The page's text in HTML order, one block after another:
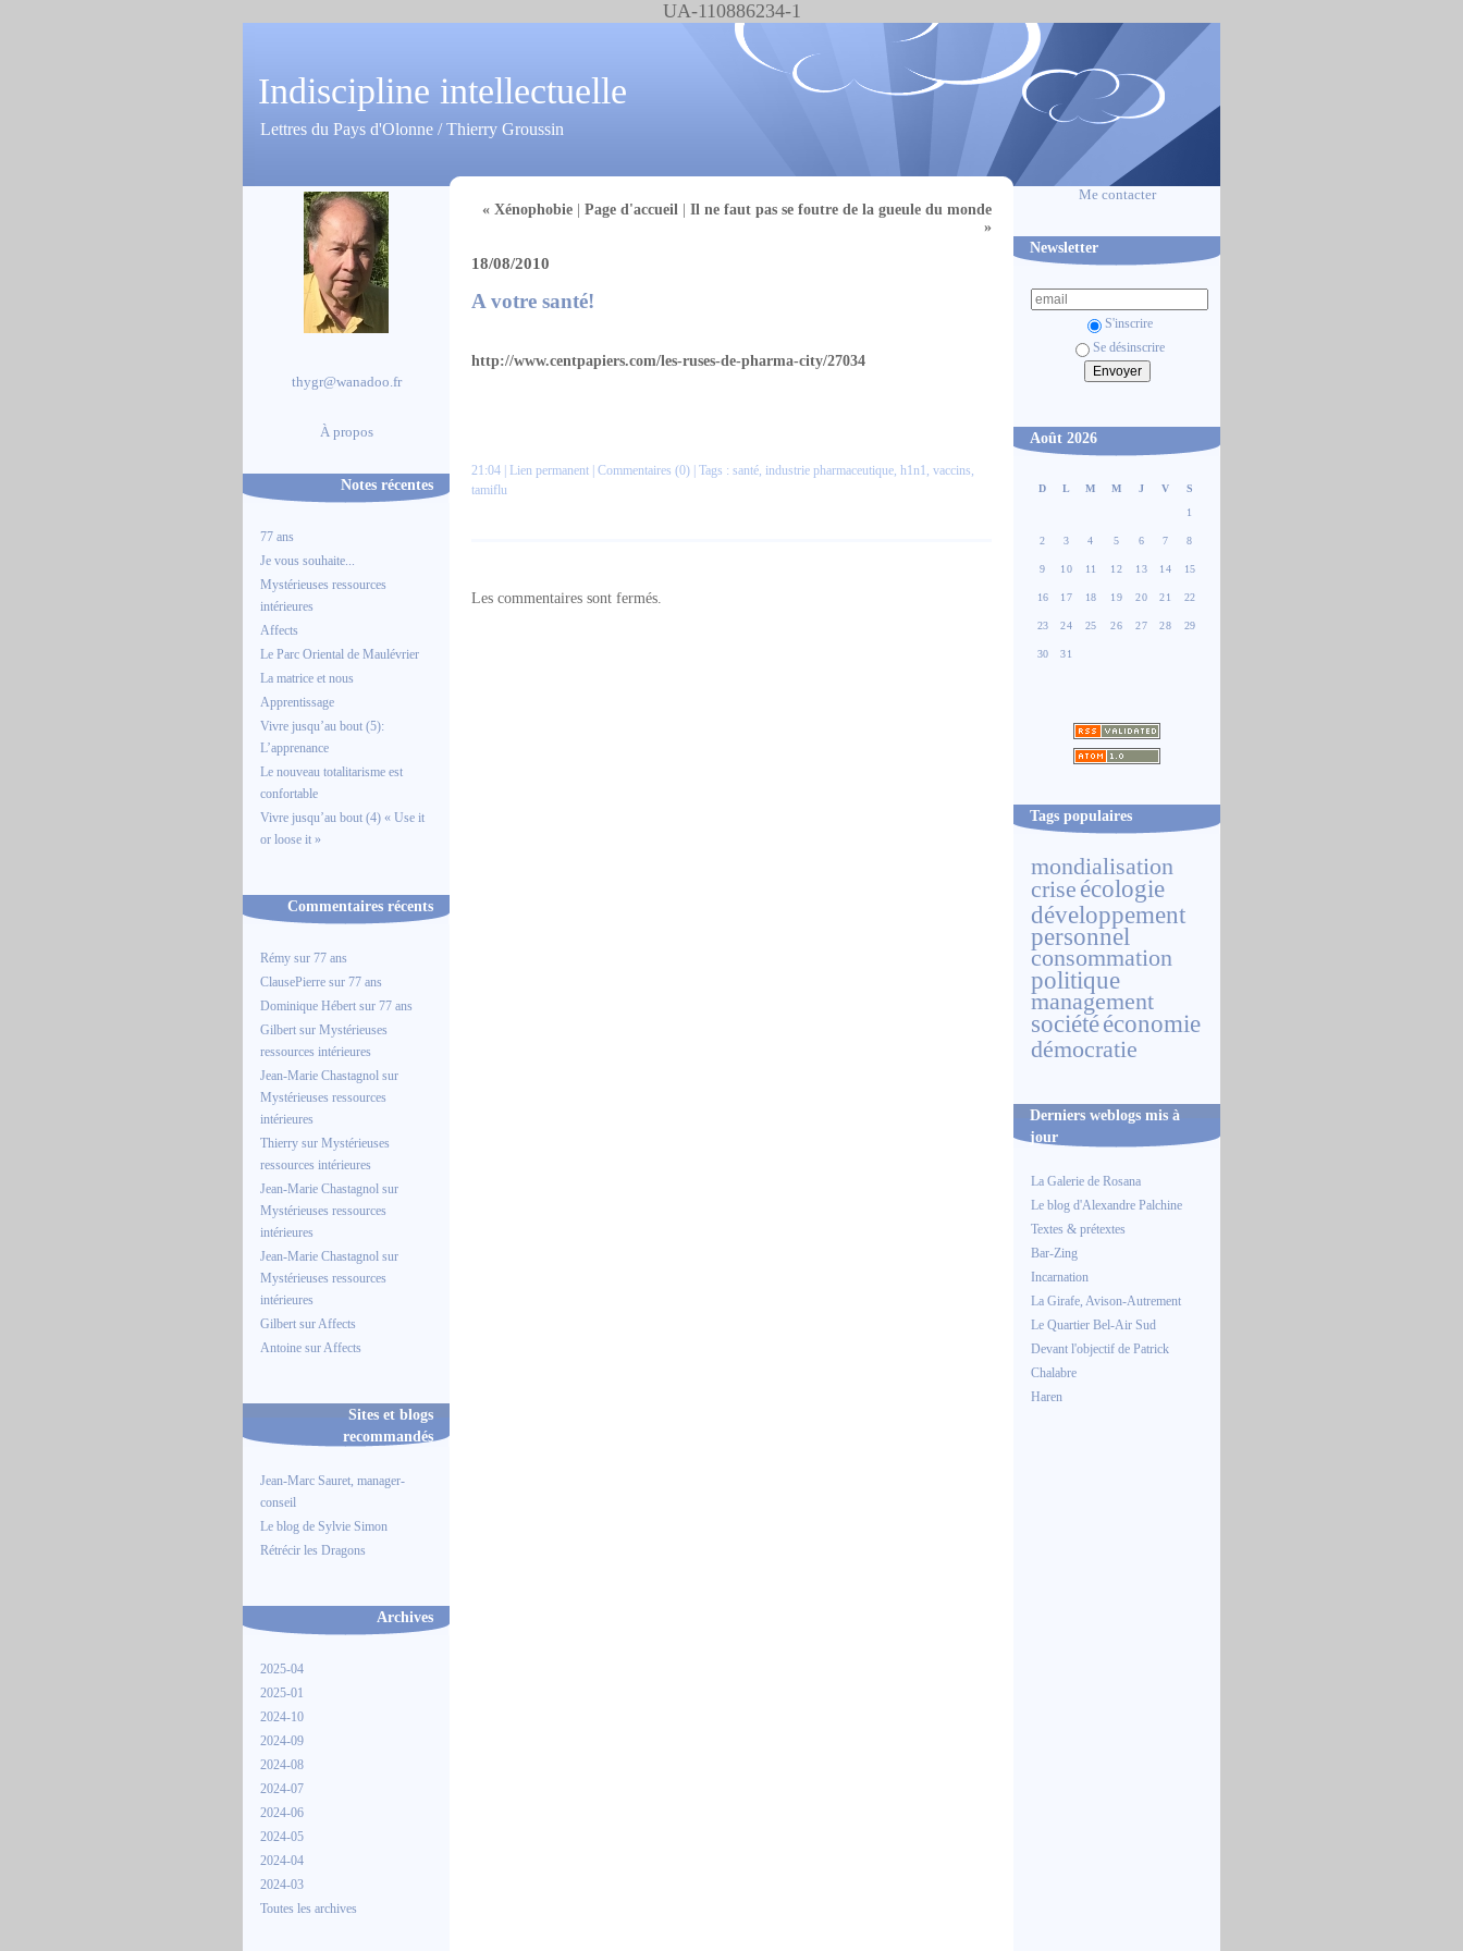
UA-110886234-1
Indiscipline intellectuelle
Lettres du Pays d'Olonne / Thierry Groussin
thygr@wanadoo.fr
À propos
Notes récentes
77 ans
Je vous souhaite...
Mystérieuses ressources
intérieures
Affects
Le Parc Oriental de Maulévrier
La matrice et nous
Apprentissage
Vivre jusqu’au bout (5):
L’apprenance
Le nouveau totalitarisme est
confortable
Vivre jusqu’au bout (4) « Use it
or loose it »
Commentaires récents
Rémy sur 77 ans
ClausePierre sur 77 ans
Dominique Hébert sur 77 ans
Gilbert sur Mystérieuses
ressources intérieures
Jean-Marie Chastagnol sur
Mystérieuses ressources
intérieures
Thierry sur Mystérieuses
ressources intérieures
Jean-Marie Chastagnol sur
Mystérieuses ressources
intérieures
Jean-Marie Chastagnol sur
Mystérieuses ressources
intérieures
Gilbert surAffects
Antoine surAffects
Sites et blogs
recommandés
Jean-Marc Sauret, manager-
conseil
Le blog de Sylvie Simon
Rétrécir les Dragons
Archives
2025-04
2025-01
2024-10
2024-09
2024-08
2024-07
2024-06
2024-05
2024-04
2024-03
Toutes les archives
Me contacter
Newsletter
S'inscrire
Se désinscrire
Août 2026
D L M M J V
S
1
2 3 4 5 6 7 8
9 10 11 12 13 14 15
16 17 18 19 20 21 22
23 24 25 26 27 28 29
30 31
Tags populaires
mondialisation
crise écologie
développement
personnel
consommation
politique
management
sociétééconomie
démocratie
Derniers weblogs mis à
jour
La Galerie de Rosana
Le blog d'Alexandre Palchine
Textes & prétextes
Bar-Zing
Incarnation
La Girafe, Avison-Autrement
Le Quartier Bel-Air Sud
Devant l'objectif de Patrick
Chalabre
Haren
« Xénophobie Page d'accueil
Il ne faut pas se foutre de la gueule du monde
»
18/08/2010
A votre santé!
http://www.centpapiers.com/les-ruses-de-pharma-city/27034
21:04 | Lien permanent Commentaires (0) | Tags : santé, industrie pharmaceutique, h1n1, vaccins,
tamiflu
Les commentaires sont fermés.